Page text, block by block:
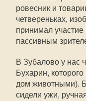
ровесник и
четвереньках,
принимал
пассивным
В Зубалово у нас
Бухарин,
дом животными).
сидели ужи,